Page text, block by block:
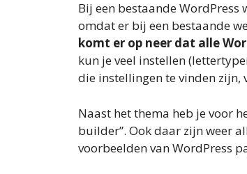
Bij een bestaande
omdat er bij een bestaande
komt er op neer dat alle
kun je veel instellen
die instellingen te vinden zijn,
Naast het thema heb je voor
builder”. Ook daar zijn weer
voorbeelden van WordPress